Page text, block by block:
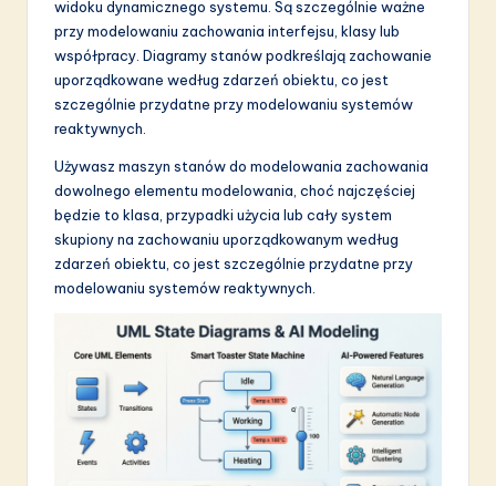
in
A
&
S
o
widoku dynamicznego systemu. Są szczególnie ważne
przy modelowaniu zachowania interfejsu, klasy lub
współpracy. Diagramy stanów podkreślają zachowanie
uporządkowane według zdarzeń obiektu, co jest
szczególnie przydatne przy modelowaniu systemów
reaktywnych.
Używasz maszyn stanów do modelowania zachowania
dowolnego elementu modelowania, choć najczęściej
będzie to klasa, przypadki użycia lub cały system
skupiony na zachowaniu uporządkowanym według
zdarzeń obiektu, co jest szczególnie przydatne przy
modelowaniu systemów reaktywnych.